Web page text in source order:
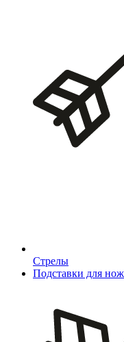
Стрелы
Подставки для